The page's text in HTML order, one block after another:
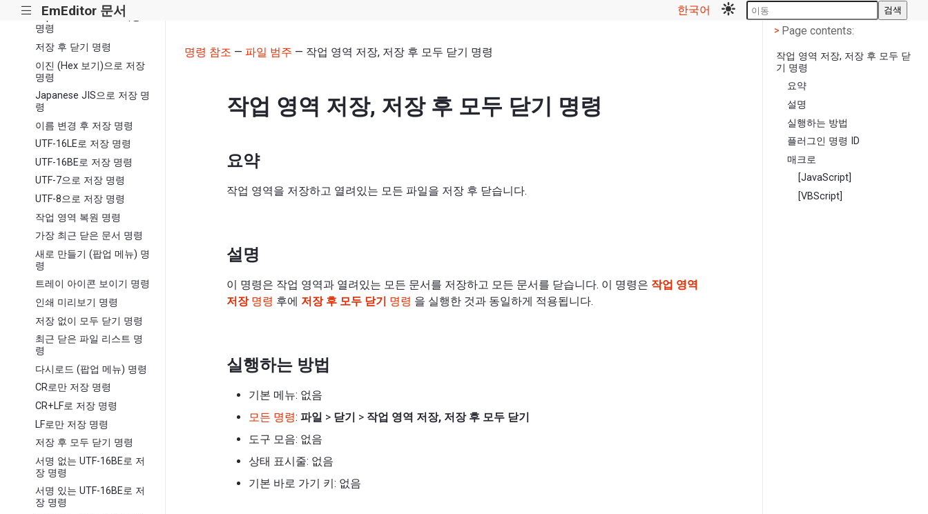
||| EmEditor 문서 한국어 검색
Japanese EUC으로 저장
명령
저장 후 닫기 명령
이진 (Hex 보기)으로 저장
명령
Japanese JIS으로 저장 명
령
이름 변경 후 저장 명령
UTF-16LE로 저장 명령
UTF-16BE로 저장 명령
UTF-7으로 저장 명령
UTF-8으로 저장 명령
작업 영역 복원 명령
가장 최근 닫은 문서 명령
새로 만들기 (팝업 메뉴) 명
령
트레이 아이콘 보이기 명령
인쇄 미리보기 명령
저장 없이 모두 닫기 명령
최근 닫은 파일 리스트 명
령
다시로드 (팝업 메뉴) 명령
CR로만 저장 명령
CR+LF로 저장 명령
LF로만 저장 명령
저장 후 모두 닫기 명령
서명 없는 UTF-16BE로 저
장 명령
서명 있는 UTF-16BE로 저
장 명령
명령 참조 — 파일 범주 — 작업 영역 저장, 저장 후 모두 닫기 명령
작업 영역 저장, 저장 후 모두 닫기 명령
요약
작업 영역을 저장하고 열려있는 모든 파일을 저장 후 닫습니다.
설명
이 명령은 작업 영역과 열려있는 모든 문서를 저장하고 모든 문서를 닫습니다. 이 명령은 작업 영역
저장명령 후에 저장 후 모두 닫기 명령 을 실행한 것과 동일하게 적용됩니다.
실행하는 방법
기본 메뉴: 없음
모든 명령: 파일 > 닫기 > 작업 영역 저장, 저장 후 모두 닫기
도구 모음: 없음
상태 표시줄: 없음
기본 바로 가기 키: 없음
< Page contents
> Page contents:
작업 영역 저장, 저장 후 모두 닫
기 명령
요약
설명
실행하는 방법
플러그인 명령 ID
매크로
[JavaScript]
[VBScript]